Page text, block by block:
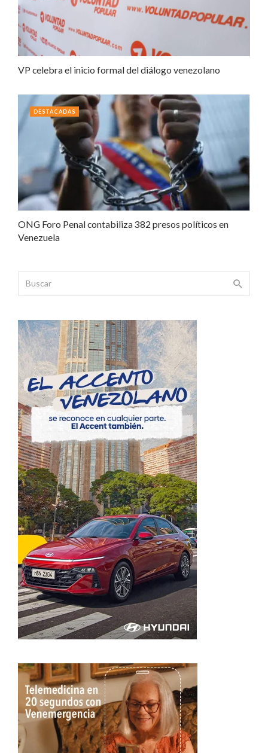
VP celebra el inicio formal del diálogo venezolano
ONG Foro Penal contabiliza 382 presos políticos en
Venezuela
DESTACADAS